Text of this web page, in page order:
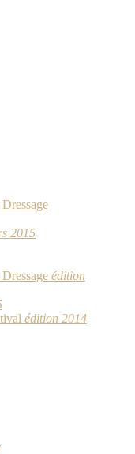
2015
édition
édition 2014